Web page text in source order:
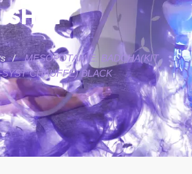
SHOP
MESOPOTAMIE: BADCHA(KIT
CHAUFFE) BLACK